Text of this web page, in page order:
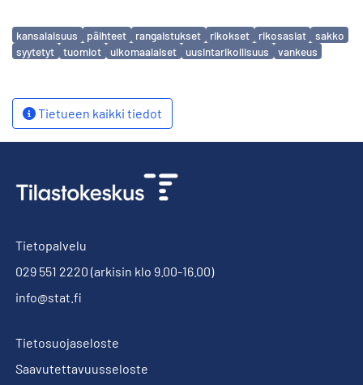
Avainsanat
kansalaisuus päihteet rangaistukset rikokset rikosasiat
sakko
syytetyt
tuomiot ulkomaalaiset uusintarikollisuus vankeus
Tietueen kaikki tiedot
Tietopalvelu
029 551 2220 (arkisin klo 9.00-16.00)
info@stat.fi
Tietosuojaseloste
Saavutettavuusseloste